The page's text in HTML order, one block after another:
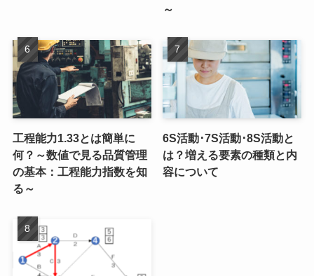
～
工程能力1.33とは簡単に
何？～数値で見る品質管理
の基本：工程能力指数を知
る～
6S活動･7S活動･8S活動と
は？増える要素の種類と内
容について